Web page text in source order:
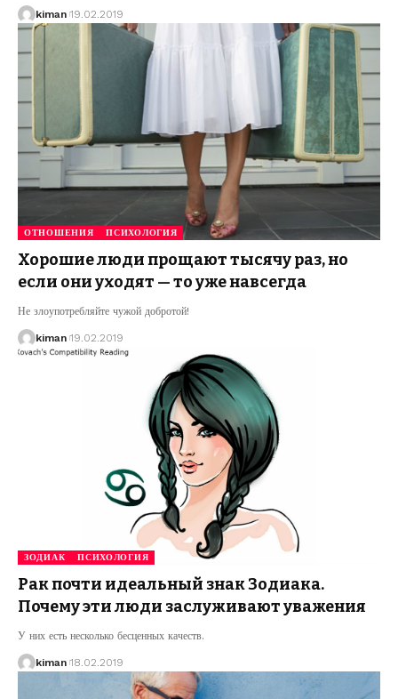
kiman 19.02.2019
ОТНОШЕНИЯ ПСИХОЛОГИЯ
Хорошие люди прощают тысячу раз, но
если они уходят — то уже навсегда
Не злоупотребляйте чужой добротой!
kiman 19.02.2019
ЗОДИАК ПСИХОЛОГИЯ
Рак почти идеальный знак Зодиака.
Почему эти люди заслуживают уважения
У них есть несколько бесценных качеств.
kiman 18.02.2019